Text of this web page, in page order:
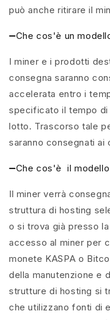
può anche ritirare il
➖Che cos'è un
I miner e i prodotti
consegna saranno
accelerata entro i
specificato il tempo di
lotto. Trascorso tale
saranno consegnati ai
➖Che cos'è il
Il miner verrà
struttura di hosting
o si trova già presso
accesso al miner per
monete KASPA o
della manutenzione e
strutture di hosting si
che utilizzano fonti di